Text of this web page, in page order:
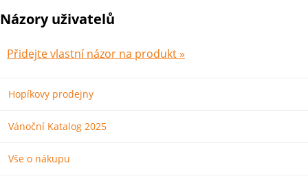
Názory uživatelů
Přidejte vlastní názor na produkt »
Hopíkovy prodejny
Vánoční Katalog 2025
Vše o nákupu